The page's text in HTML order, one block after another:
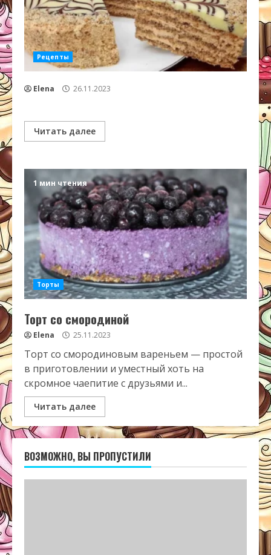
Рецепты
Elena 26.11.2023
Читать далее
1 мин чтения
Торты
Торт со смородиной
Elena 25.11.2023
Торт со смородиновым вареньем — простой
в приготовлении и уместный хоть на
скромное чаепитие с друзьями и...
Читать далее
ВОЗМОЖНО, ВЫ ПРОПУСТИЛИ